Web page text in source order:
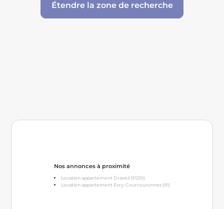
Étendre la zone de recherche
Nos annonces à proximité
Location appartement Draveil (91210)
Location appartement Évry-Courcouronnes (91)